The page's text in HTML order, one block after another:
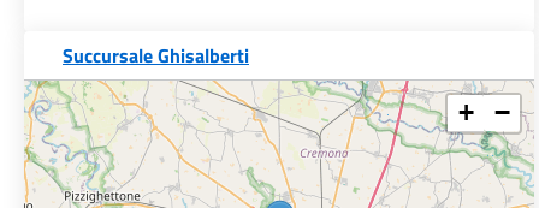
Succursale Ghisalberti
+ −